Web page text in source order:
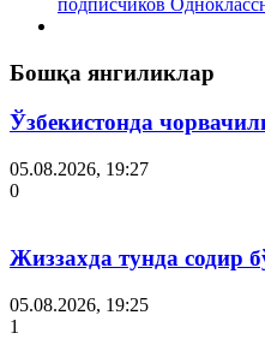
подписчиков
Бошқа янгиликлар
Ўзбекистонда
05.08.2026, 19:27
0
Жиззахда тунда содир
05.08.2026, 19:25
1